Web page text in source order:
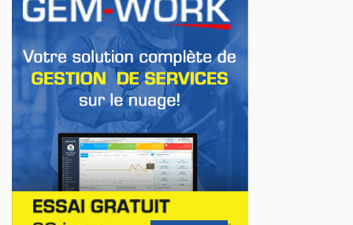
en Europe
Jul 22, 2026
AFFAIRES
Premier contact avec le Lotus Eletre
Jul 14, 2026
AFFAIRES
Lotus célèbre l'arrivée de ses Eletre au
Canada